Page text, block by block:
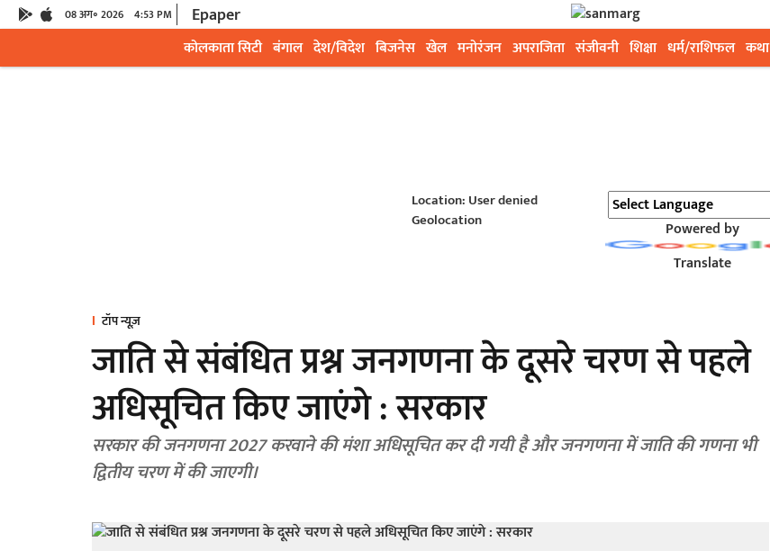
08 अग॰ 2026 4:53 PM Epaper
कोलकाता सिटी बंगाल देश/विदेश बिजनेस खेल मनोरंजन अपराजिता संजीवनी शिक्षा धर्म/राशिफल कथा
Location: User denied
Geolocation
Powered by
Translate
टॉप न्यूज़
जाति से संबंधित प्रश्न जनगणना के दूसरे चरण से पहले
अधिसूचित किए जाएंगे : सरकार
सरकार की जनगणना 2027 करवाने की मंशा अधिसूचित कर दी गयी है और जनगणना में जाति की गणना भी
द्वितीय चरण में की जाएगी।